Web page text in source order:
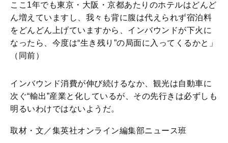
ここ1年でも東京・大阪・京都あたりのホテルはどんど
ん増えていますし、我々も背に腹は代えられず宿泊料
をどんどん上げていますから、インバウンドが下火に
なったら、今度は“生き残り”の局面に入ってくるかと」
（同前）
インバウンド消費が伸び続けるなか、観光は自動車に
次ぐ“輸出”産業と化しているが、その先行きは必ずしも
明るいわけではないようだ。
取材・文／集英社オンライン編集部ニュース班